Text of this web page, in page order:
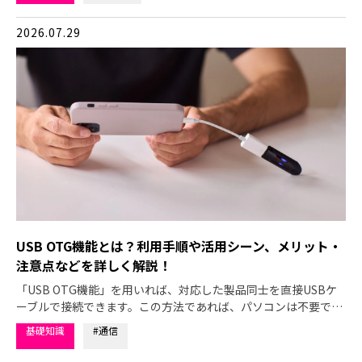
2026.07.29
USB OTG機能とは？利用手順や活用シーン、メリット・
注意点などを詳しく解説！
「USB OTG機能」を用いれば、対応した製品同士を直接USBケ
ーブルで接続できます。この方法であれば、パソコンは不要で…
基礎知識 #通信